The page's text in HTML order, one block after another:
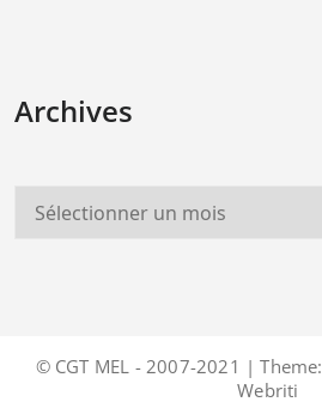
Archives
© CGT MEL - 2007-2021 | Theme:
Webriti